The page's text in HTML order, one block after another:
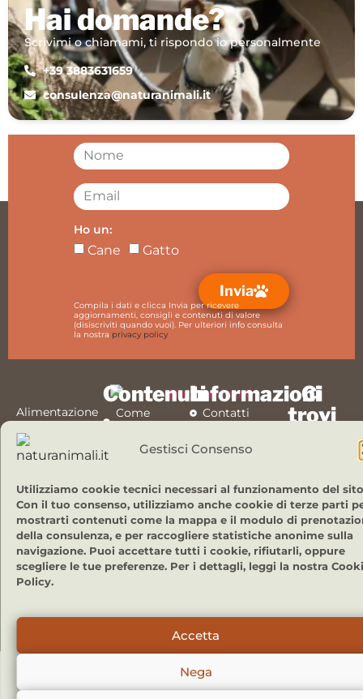
Gestisci Consenso
Utilizziamo cookie tecnici necessari al funzionamento del
Con il tuo consenso, utilizziamo anche cookie di terze parti
mostrarti contenuti come la mappa e il modulo di
della consulenza, e per raccogliere statistiche anonime sulla
navigazione. Puoi accettare tutti i cookie, rifiutarli, oppure
scegliere le tue preferenze. Per i dettagli, leggi la nostra
Policy.
Accetta
Nega
Hai domande?
Scrivimi o chiamami, ti rispondo io personalmente
+39 3883631659
consulenza@naturanimali.it
Ho un:
Cane Gatto
Invia
Compila i dati e clicca Invia per ricevere
aggiornamenti, consigli e contenuti di valore
(disiscriviti quando vuoi). Per ulteriori info consulta
la nostra privacy policy
Alimentazione
cani e gatti,
consulente
Contenuti
Come
Alimentazione
Chi sono
Blog
Lavora
con noi
Informazioni
Contatti
Policy
Policy
Ci
trovi
Copyright © Naturanimali ® 2018 – 2026 – Tutti i diritti riservati